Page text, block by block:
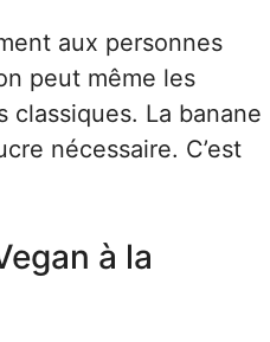
aux personnes
peut même les
classiques. La banane
nécessaire. C’est
à la